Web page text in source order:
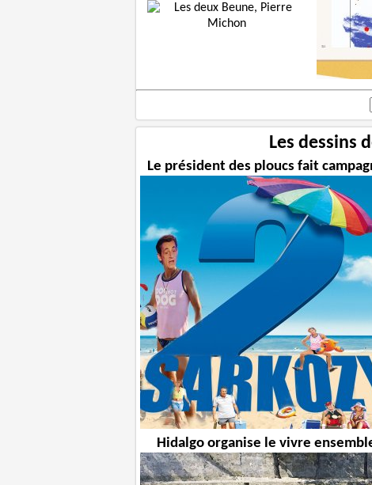
Les dessins
Le président des ploucs fait
Hidalgo organise le vivre